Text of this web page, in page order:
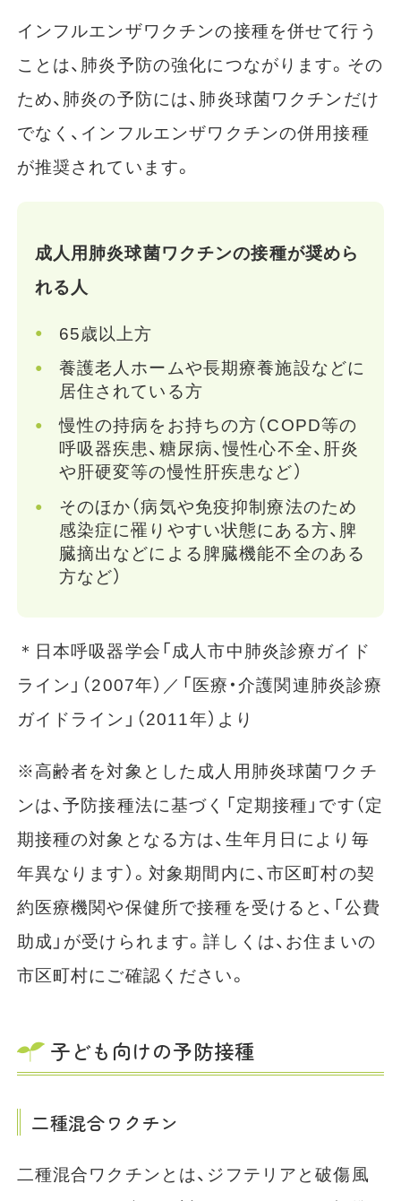
インフルエンザワクチンの接種を併せて行う
ことは、肺炎予防の強化につながります。その
ため、肺炎の予防には、肺炎球菌ワクチンだけ
でなく、インフルエンザワクチンの併用接種
が推奨されています。
成人用肺炎球菌ワクチンの接種が奨めら
れる人
65歳以上方
養護老人ホームや長期療養施設などに
居住されている方
慢性の持病をお持ちの方（COPD等の
呼吸器疾患、糖尿病、慢性心不全、肝炎
や肝硬変等の慢性肝疾患など）
そのほか（病気や免疫抑制療法のため
感染症に罹りやすい状態にある方、脾
臓摘出などによる脾臓機能不全のある
方など）
＊日本呼吸器学会「成人市中肺炎診療ガイド
ライン」（2007年）／「医療・介護関連肺炎診療
ガイドライン」（2011年）より
※高齢者を対象とした成人用肺炎球菌ワクチ
ンは、予防接種法に基づく「定期接種」です（定
期接種の対象となる方は、生年月日により毎
年異なります）。対象期間内に、市区町村の契
約医療機関や保健所で接種を受けると、「公費
助成」が受けられます。詳しくは、お住まいの
市区町村にご確認ください。
子ども向けの予防接種
二種混合ワクチン
二種混合ワクチンとは、ジフテリアと破傷風